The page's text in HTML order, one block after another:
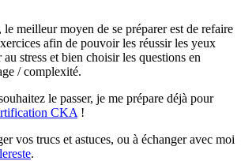
le meilleur moyen de se préparer est de refaire
afin de pouvoir les réussir les yeux
stress et bien choisir les questions en
/ complexité.
le passer, je me prépare déjà pour
CKA !
vos trucs et astuces, ou à échanger avec moi
.